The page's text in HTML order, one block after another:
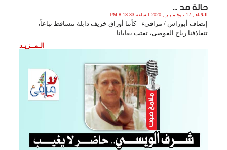
حالة مد ...
الثلاثاء , 17 نـوفـمـبـر , 2020 الساعة 8:13:33 PM
إنصاف أبوراس / مرافىء - كأننا أوراق خريف ذابلة تتساقط تباعاً،
تتقاذفنا رياح الفوضى، تفتت بقايانا . .
الـمــزيـد